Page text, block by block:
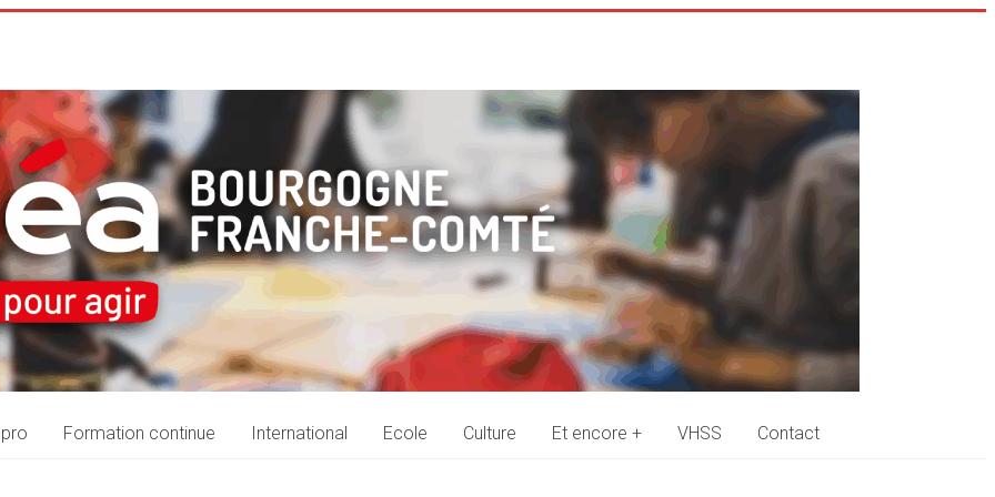
Formation continue International Ecole Culture Et encore + VHSS Contact